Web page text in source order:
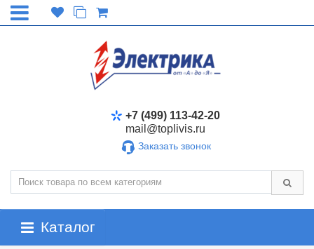
+7 (499) 113-42-20
mail@toplivis.ru
Заказать звонок
Каталог